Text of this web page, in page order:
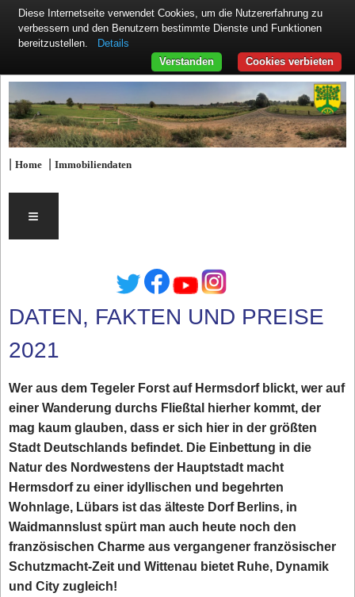
|Home |Immobiliendaten
≡
DATEN, FAKTEN UND PREISE
2021
Wer aus dem Tegeler Forst auf Hermsdorf blickt, wer auf
einer Wanderung durchs Fließtal hierher kommt, der
mag kaum glauben, dass er sich hier in der größten
Stadt Deutschlands befindet. Die Einbettung in die
Natur des Nordwestens der Hauptstadt macht
Hermsdorf zu einer idyllischen und begehrten
Wohnlage, Lübars ist das älteste Dorf Berlins, in
Waidmannslust spürt man auch heute noch den
französischen Charme aus vergangener französischer
Schutzmacht-Zeit und Wittenau bietet Ruhe, Dynamik
und City zugleich!
Diese Internetseite verwendet Cookies, um die Nutzererfahrung zu
verbessern und den Benutzern bestimmte Dienste und Funktionen
bereitzustellen.
Details
Cookies verbieten
Verstanden